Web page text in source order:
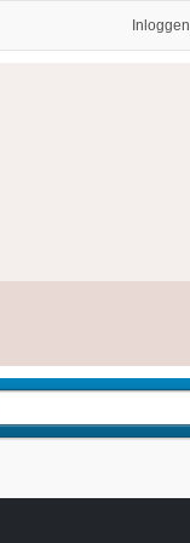
Inloggen